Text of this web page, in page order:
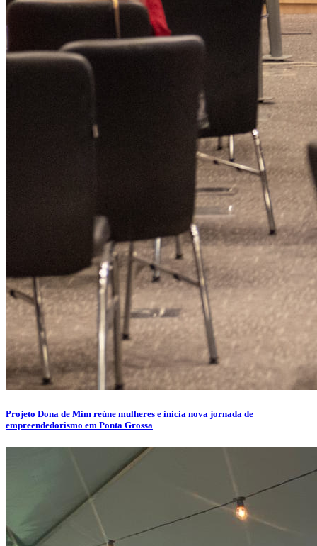
Projeto Dona de Mim reúne mulheres e inicia nova jornada de
empreendedorismo em Ponta Grossa